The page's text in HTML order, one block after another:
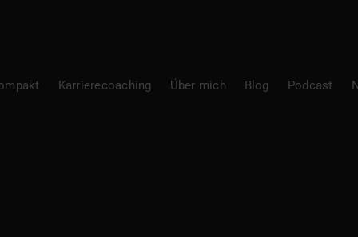
Karrierecoaching Über mich Blog Podcast